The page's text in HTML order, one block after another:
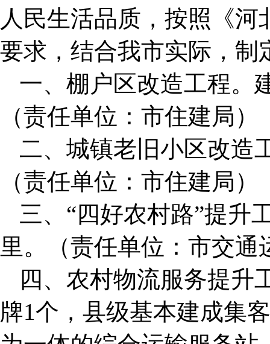
人民生活品质，按照《
要求，结合我市实际，制
一、棚户区改造工程。
（责任单位：市住建局）
二、城镇老旧小区改造
（责任单位：市住建局）
三、“四好农村路”提升
里。（责任单位：市交通
四、农村物流服务提升
牌1个，县级基本建成集